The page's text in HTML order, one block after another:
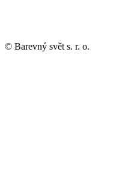
© Barevný svět s. r. o.